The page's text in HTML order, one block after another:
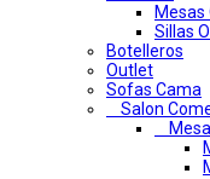
Mesas
Sillas
Botelleros
Outlet
Sofas Cama
Salon